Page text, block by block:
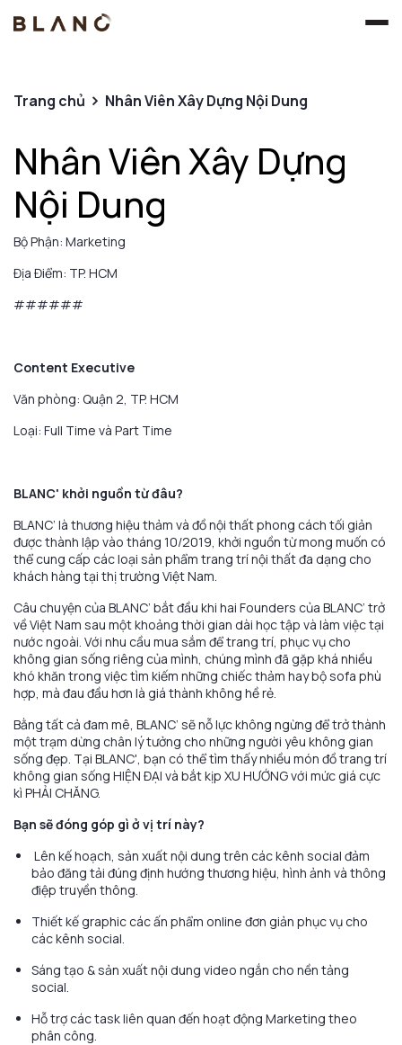
Trang chủ Nhân Viên Xây Dựng Nội Dung
Nhân Viên Xây Dựng
Nội Dung
Bộ Phận: Marketing
Địa Điểm: TP. HCM
######
Content Executive
Văn phòng: Quận 2, TP. HCM
Loại: Full Time và Part Time
BLANC' khởi nguồn từ đâu?
BLANC’ là thương hiệu thảm và đồ nội thất phong cách tối giản
được thành lập vào tháng 10/2019, khởi nguồn từ mong muốn có
thể cung cấp các loại sản phẩm trang trí nội thất đa dạng cho
khách hàng tại thị trường Việt Nam.
Câu chuyện của BLANC’ bắt đầu khi hai Founders của BLANC’ trở
về Việt Nam sau một khoảng thời gian dài học tập và làm việc tại
nước ngoài. Với nhu cầu mua sắm để trang trí, phục vụ cho
không gian sống riêng của mình, chúng mình đã gặp khá nhiều
khó khăn trong việc tìm kiếm những chiếc thảm hay bộ sofa phù
hợp, mà đau đầu hơn là giá thành không hề rẻ.
Bằng tất cả đam mê, BLANC’ sẽ nỗ lực không ngừng để trở thành
một trạm dừng chân lý tưởng cho những người yêu không gian
sống đẹp. Tại BLANC', bạn có thể tìm thấy nhiều món đồ trang trí
không gian sống HIỆN ĐẠI và bắt kịp XU HƯỚNG với mức giá cực
kì PHẢI CHĂNG.
Bạn sẽ đóng góp gì ở vị trí này?
Lên kế hoạch, sản xuất nội dung trên các kênh social đảm
bảo đăng tải đúng định hướng thương hiệu, hình ảnh và thông
điệp truyền thông.
Thiết kế graphic các ấn phẩm online đơn giản phục vụ cho
các kênh social.
Sáng tạo & sản xuất nội dung video ngắn cho nền tảng
social.
Hỗ trợ các task liên quan đến hoạt động Marketing theo
phân công.